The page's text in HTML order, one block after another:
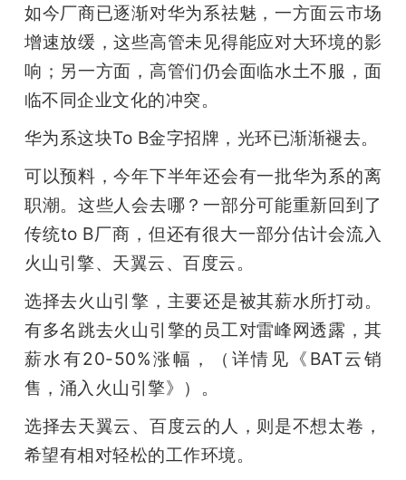
如今厂商已逐渐对华为系祛魅，一方面云市场
增速放缓，这些高管未见得能应对大环境的影
响；另一方面，高管们仍会面临水土不服，面
临不同企业文化的冲突。
华为系这块To B金字招牌，光环已渐渐褪去。
可以预料，今年下半年还会有一批华为系的离
职潮。这些人会去哪？一部分可能重新回到了
传统to B厂商，但还有很大一部分估计会流入
火山引擎、天翼云、百度云。
选择去火山引擎，主要还是被其薪水所打动。
有多名跳去火山引擎的员工对雷峰网透露，其
薪水有20-50%涨幅，（详情见《BAT云销
售，涌入火山引擎》）。
选择去天翼云、百度云的人，则是不想太卷，
希望有相对轻松的工作环境。